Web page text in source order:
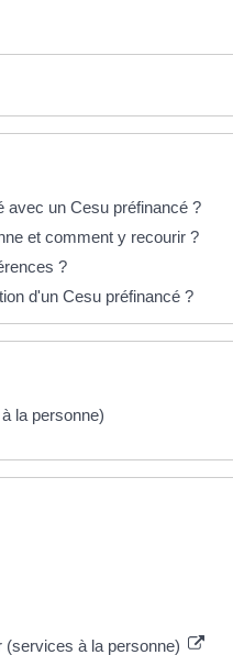
avec un Cesu préfinancé ?
et comment y recourir ?
?
d'un Cesu préfinancé ?
la personne)
à la personne)